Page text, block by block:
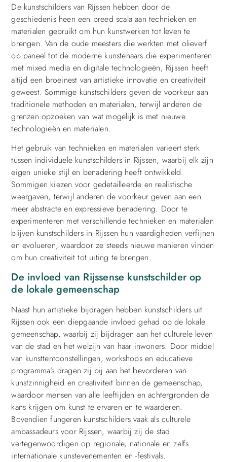
De kunstschilders van Rijssen hebben door de
geschiedenis heen een breed scala aan technieken en
materialen gebruikt om hun kunstwerken tot leven te
brengen. Van de oude meesters die werkten met olieverf
op paneel tot de moderne kunstenaars die experimenteren
met mixed media en digitale technologieën, Rijssen heeft
altijd een broeinest van artistieke innovatie en creativiteit
geweest. Sommige kunstschilders geven de voorkeur aan
traditionele methoden en materialen, terwijl anderen de
grenzen opzoeken van wat mogelijk is met nieuwe
technologieën en materialen.
Het gebruik van technieken en materialen varieert sterk
tussen individuele kunstschilders in Rijssen, waarbij elk zijn
eigen unieke stijl en benadering heeft ontwikkeld.
Sommigen kiezen voor gedetailleerde en realistische
weergaven, terwijl anderen de voorkeur geven aan een
meer abstracte en expressieve benadering. Door te
experimenteren met verschillende technieken en materialen
blijven kunstschilders in Rijssen hun vaardigheden verfijnen
en evolueren, waardoor ze steeds nieuwe manieren vinden
om hun creativiteit tot uiting te brengen.
De invloed van Rijssense kunstschilder op
de lokale gemeenschap
Naast hun artistieke bijdragen hebben kunstschilders uit
Rijssen ook een diepgaande invloed gehad op de lokale
gemeenschap, waarbij zij bijdragen aan het culturele leven
van de stad en het welzijn van haar inwoners. Door middel
van kunsttentoonstellingen, workshops en educatieve
programma’s dragen zij bij aan het bevorderen van
kunstzinnigheid en creativiteit binnen de gemeenschap,
waardoor mensen van alle leeftijden en achtergronden de
kans krijgen om kunst te ervaren en te waarderen.
Bovendien fungeren kunstschilders vaak als culturele
ambassadeurs voor Rijssen, waarbij zij de stad
vertegenwoordigen op regionale, nationale en zelfs
internationale kunstevenementen en -festivals.